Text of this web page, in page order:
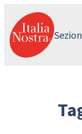
contenuto